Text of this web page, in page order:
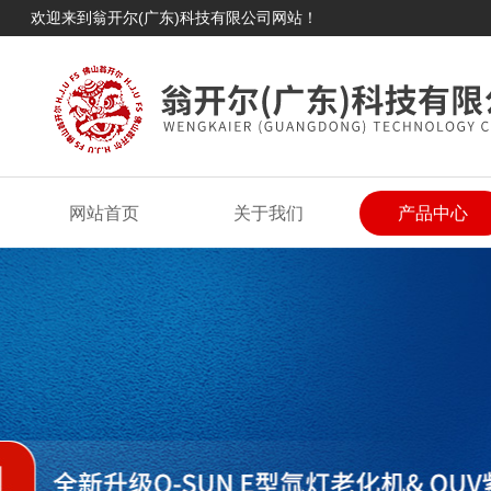
欢迎来到翁开尔(广东)科技有限公司网站！
网站首页 关于我们 产品中心